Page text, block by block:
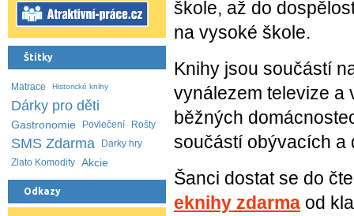
škole, až do
na vysoké škole.
Knihy jsou součástí
vynálezem televize a
běžných
součástí obývacích a
Šanci dostat se do
eknihy zdarma od
Štítky
Matrace Historické knihy
Dárky pro děti
Gastronomie Povlečení Rošty
SMS Zdarma
Darky hry
Zlato Komodity Akcie
Odkazy